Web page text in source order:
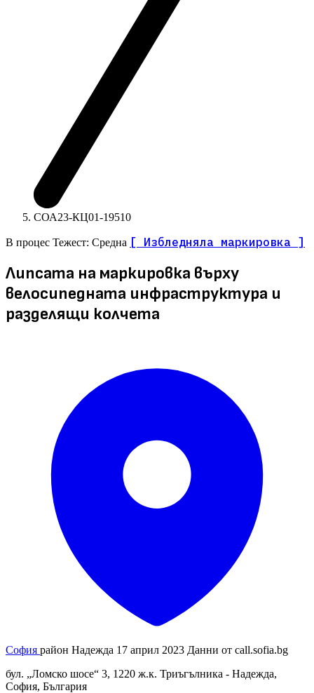
СОА23-КЦ01-19510
В процес Тежест: Средна [ Избледняла маркировка ]
Липсата на маркировка върху
велосипедната инфраструктура и
разделящи колчета
София район Надежда 17 април 2023 Данни от call.sofia.bg
бул. „Ломско шосе“ 3, 1220 ж.к. Триъгълника - Надежда,
София, България